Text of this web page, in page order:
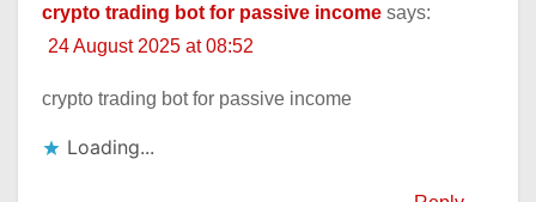
crypto trading bot for passive income says:
24 August 2025 at 08:52
crypto trading bot for passive income
Loading...